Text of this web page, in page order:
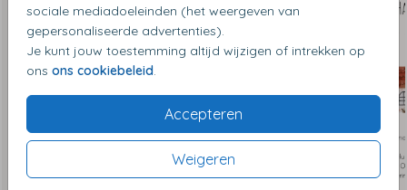
sociale mediadoeleinden (het weergeven van
gepersonaliseerde advertenties).
Je kunt jouw toestemming altijd wijzigen of intrekken op
ons ons cookiebeleid
Accepteren
Weigeren